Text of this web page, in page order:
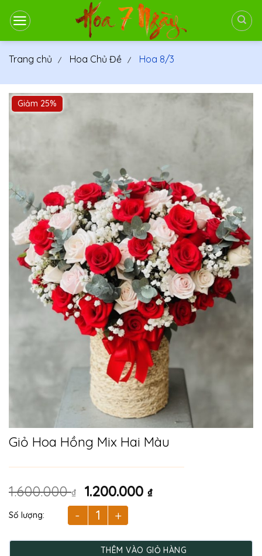
qua
Trang chủ
Hoa Chủ Đề Hoa 8/3
Giảm 25%
Giỏ Hoa Hồng Mix Hai Màu
1.600.000₫
Giá
gốc
là:
1.200.000₫Giá
1.200.000 ₫.
Giỏ Hoa Hồng Mix Hai Màu số lượng
THÊM VÀO GIỎ HÀNG